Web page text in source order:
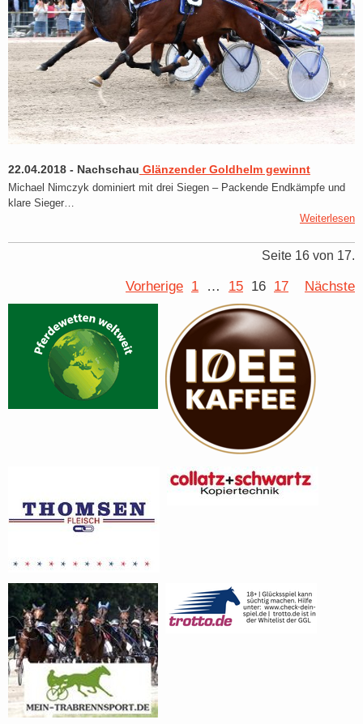
22.04.2018 - Nachschau Glänzender Goldhelm gewinnt
Michael Nimczyk dominiert mit drei Siegen – Packende Endkämpfe und
klare Sieger…
Weiterlesen
Seite 16 von 17.
Vorherige 1 … 15 16 17 Nächste